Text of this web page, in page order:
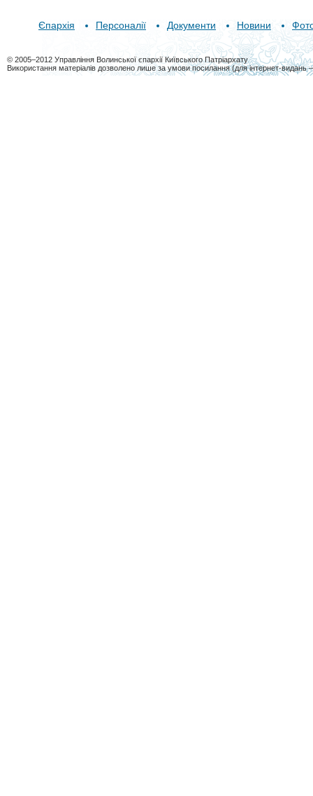
Єпархія Персоналії Документи Новини
© 2005–2012 Управління Волинської єпархії Київського Патріархату
Використання матеріалів дозволено лише за умови посилання (для інтернет-видань